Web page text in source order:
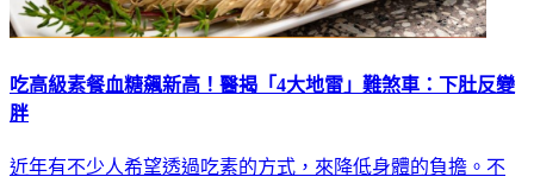
吃高級素餐血糖飆新高！醫揭「4大地雷」難煞車：下肚反變
胖
近年有不少人希望透過吃素的方式，來降低身體的負擔。不